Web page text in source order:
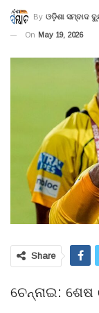
By ଓଡ଼ିଶା ସମ୍ବାଦ
On May 19, 2026
Share
ଚେନ୍ନାଇ: ଶେଷ